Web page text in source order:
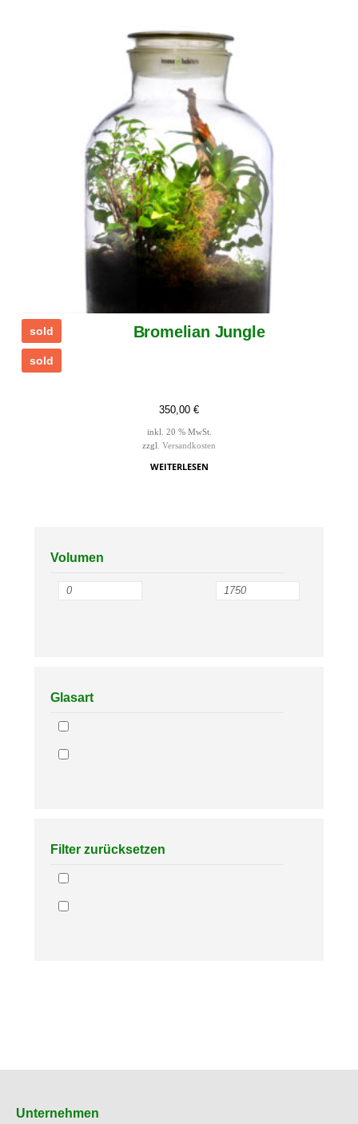
sold
sold
Bromelian Jungle
350,00 €
inkl. 20 % MwSt.
zzgl. Versandkosten
WEITERLESEN
Volumen
Glasart
Filter zurücksetzen
Unternehmen